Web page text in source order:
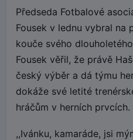
Předseda Fotbalové
Fousek v lednu vybral na
kouče svého
Fousek věřil, že právě
český výběr a dá týmu
dokáže své letité
hráčům v herních prvcích.
,,Ivánku, kamaráde, jsi